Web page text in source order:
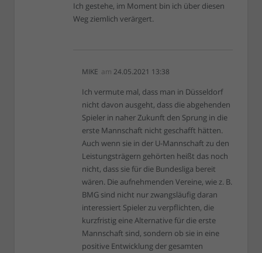
Ich gestehe, im Moment bin ich über diesen
Weg ziemlich verärgert.
MIKE am 24.05.2021 13:38
Ich vermute mal, dass man in Düsseldorf
nicht davon ausgeht, dass die abgehenden
Spieler in naher Zukunft den Sprung in die
erste Mannschaft nicht geschafft hätten.
Auch wenn sie in der U-Mannschaft zu den
Leistungsträgern gehörten heißt das noch
nicht, dass sie für die Bundesliga bereit
wären. Die aufnehmenden Vereine, wie z. B.
BMG sind nicht nur zwangsläufig daran
interessiert Spieler zu verpflichten, die
kurzfristig eine Alternative für die erste
Mannschaft sind, sondern ob sie in eine
positive Entwicklung der gesamten